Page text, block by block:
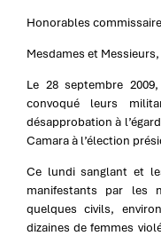
Honorables
Mesdames et Messieurs,
Le 28 septembre
convoqué leurs
désapprobation à
Camara à l’élection
Ce lundi sanglant et
manifestants par les
quelques civils,
dizaines de femmes